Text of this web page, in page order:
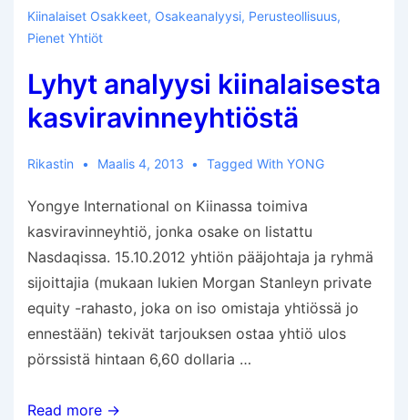
Kiinalaiset Osakkeet, Osakeanalyysi, Perusteollisuus,
Pienet Yhtiöt
Lyhyt analyysi kiinalaisesta
kasviravinneyhtiöstä
Rikastin Maalis 4, 2013 Tagged WithYONG
Yongye International on Kiinassa toimiva
kasviravinneyhtiö, jonka osake on listattu
Nasdaqissa. 15.10.2012 yhtiön pääjohtaja ja ryhmä
sijoittajia (mukaan lukien Morgan Stanleyn private
equity -rahasto, joka on iso omistaja yhtiössä jo
ennestään) tekivät tarjouksen ostaa yhtiö ulos
pörssistä hintaan 6,60 dollaria …
Lyhyt
Read more →